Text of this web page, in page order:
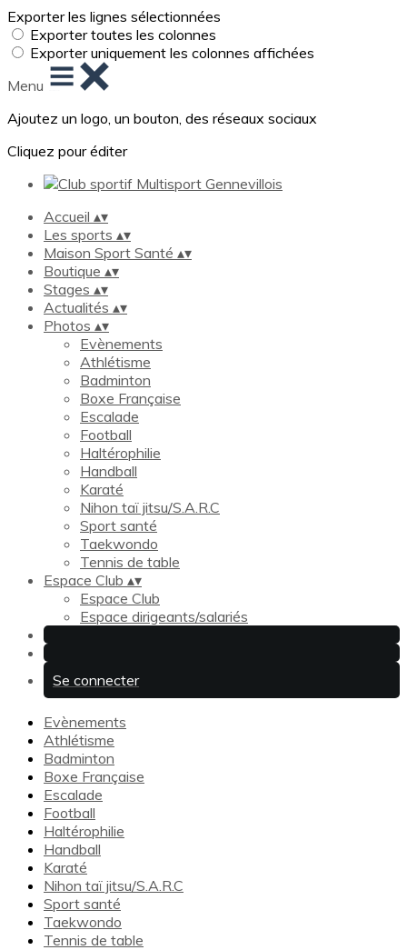
Exporter les lignes sélectionnées
Exporter toutes les colonnes
Exporter uniquement les colonnes affichées
Menu
Ajoutez un logo, un bouton, des réseaux sociaux
Cliquez pour éditer
Accueil ▴▾
Les sports ▴▾
Maison Sport Santé ▴▾
Boutique ▴▾
Stages ▴▾
Actualités ▴▾
Photos ▴▾
Evènements
Athlétisme
Badminton
Boxe Française
Escalade
Football
Haltérophilie
Handball
Karaté
Nihon taï jitsu/S.A.R.C
Sport santé
Taekwondo
Tennis de table
Espace Club ▴▾
Espace Club
Espace dirigeants/salariés
Se connecter
Evènements
Athlétisme
Badminton
Boxe Française
Escalade
Football
Haltérophilie
Handball
Karaté
Nihon taï jitsu/S.A.R.C
Sport santé
Taekwondo
Tennis de table